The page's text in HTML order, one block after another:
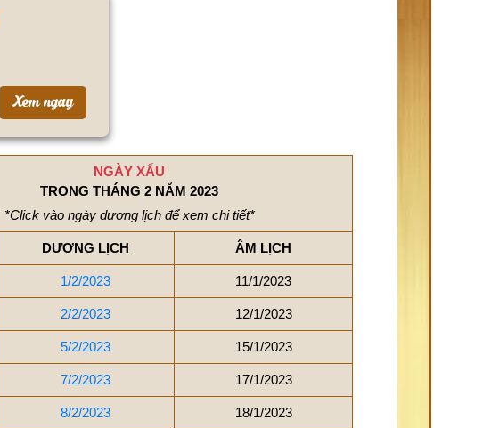
NGÀY XẤU
TRONG THÁNG 2 NĂM 2023
*Click vào ngày dương lịch để xem chi tiết*
DƯƠNG LỊCH ÂM LỊCH
1/2/2023 11/1/2023
2/2/2023 12/1/2023
5/2/2023 15/1/2023
7/2/2023 17/1/2023
8/2/2023 18/1/2023